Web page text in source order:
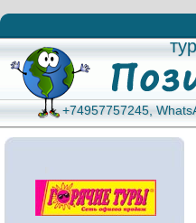
+74957757245,
+74957757245,